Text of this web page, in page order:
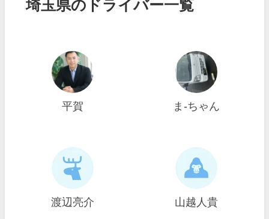
埼玉県のドライバー一覧
平賀 ま-ちゃん
渡辺亮介 山越人貴